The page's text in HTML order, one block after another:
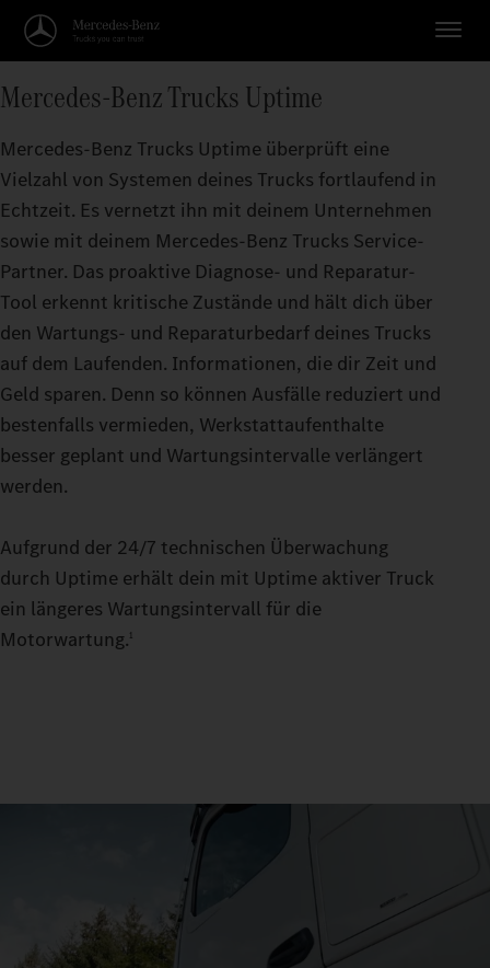
Mercedes‑Benz Trucks Uptime
Mercedes‑Benz Trucks Uptime überprüft eine
Vielzahl von Systemen deines Trucks fortlaufend in
Echtzeit. Es vernetzt ihn mit deinem Unternehmen
sowie mit deinem Mercedes‑Benz Trucks Service-
Partner. Das proaktive Diagnose- und Reparatur-
Tool erkennt kritische Zustände und hält dich über
den Wartungs- und Reparaturbedarf deines Trucks
auf dem Laufenden. Informationen, die dir Zeit und
Geld sparen. Denn so können Ausfälle reduziert und
bestenfalls vermieden, Werkstattaufenthalte
besser geplant und Wartungsintervalle verlängert
werden.
Aufgrund der 24/7 technischen Überwachung
durch Uptime erhält dein mit Uptime aktiver Truck
ein längeres Wartungsintervall für die
Motorwartung.1